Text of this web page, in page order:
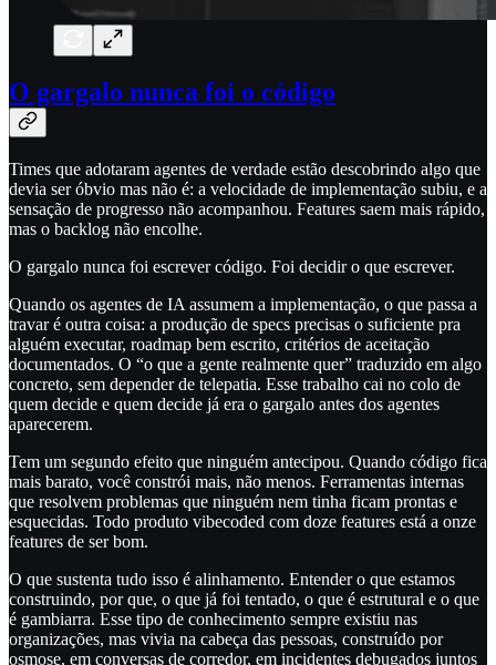
O gargalo nunca foi o código
Times que adotaram agentes de verdade estão descobrindo algo que
devia ser óbvio mas não é: a velocidade de implementação subiu, e a
sensação de progresso não acompanhou. Features saem mais rápido,
mas o backlog não encolhe.
O gargalo nunca foi escrever código. Foi decidir o que escrever.
Quando os agentes de IA assumem a implementação, o que passa a
travar é outra coisa: a produção de specs precisas o suficiente pra
alguém executar, roadmap bem escrito, critérios de aceitação
documentados. O “o que a gente realmente quer” traduzido em algo
concreto, sem depender de telepatia. Esse trabalho cai no colo de
quem decide e quem decide já era o gargalo antes dos agentes
aparecerem.
Tem um segundo efeito que ninguém antecipou. Quando código fica
mais barato, você constrói mais, não menos. Ferramentas internas
que resolvem problemas que ninguém nem tinha ficam prontas e
esquecidas. Todo produto vibecoded com doze features está a onze
features de ser bom.
O que sustenta tudo isso é alinhamento. Entender o que estamos
construindo, por que, o que já foi tentado, o que é estrutural e o que
é gambiarra. Esse tipo de conhecimento sempre existiu nas
organizações, mas vivia na cabeça das pessoas, construído por
osmose, em conversas de corredor, em incidentes debugados juntos